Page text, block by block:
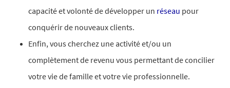
capacité et volonté de développer un réseau pour
conquérir de nouveaux clients.
Enfin, vous cherchez une activité et/ou un
complètement de revenu vous permettant de concilier
votre vie de famille et votre vie professionnelle.